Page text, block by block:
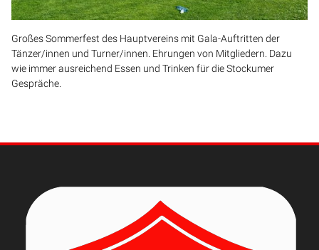
Großes Sommerfest des Hauptvereins mit Gala-Auftritten der
Tänzer/innen und Turner/innen. Ehrungen von Mitgliedern. Dazu
wie immer ausreichend Essen und Trinken für die Stockumer
Gespräche.